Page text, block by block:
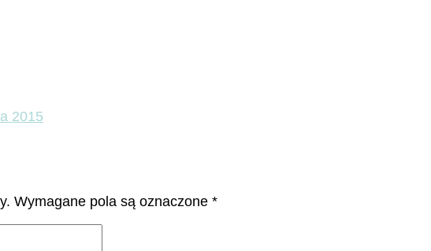
2015
Wymagane pola są oznaczone *